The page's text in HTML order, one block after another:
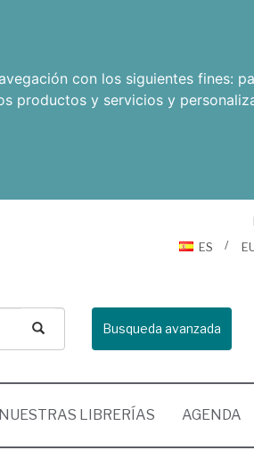
con los siguientes fines:
productos y servicios y
ES
Busqueda avanzada
NUESTRAS LIBRERÍAS AGENDA